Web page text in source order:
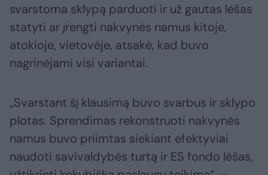
svarstoma sklypą parduoti ir už gautas lėšas
statyti ar įrengti nakvynės namus kitoje,
atokioje, vietovėje, atsakė, kad buvo
nagrinėjami visi variantai.
„Svarstant šį klausimą buvo svarbus ir sklypo
plotas. Sprendimas rekonstruoti nakvynės
namus buvo priimtas siekiant efektyviai
naudoti savivaldybės turtą ir ES fondo lėšas,